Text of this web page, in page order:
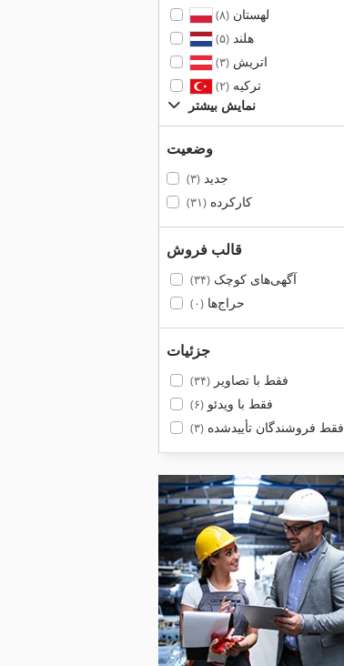
لهستان(۸)
هلند(۵)
اتریش(۳)
ترکیه(۲)
نمایش بیشتر
وضعیت
جدید(۳)
کارکرده(۳۱)
قالب فروش
آگهی‌های کوچک(۳۴)
حراج‌ها(۰)
جزئیات
فقط با تصاویر(۳۴)
فقط با ویدئو(۶)
فقط فروشندگان تأییدشده(۳)